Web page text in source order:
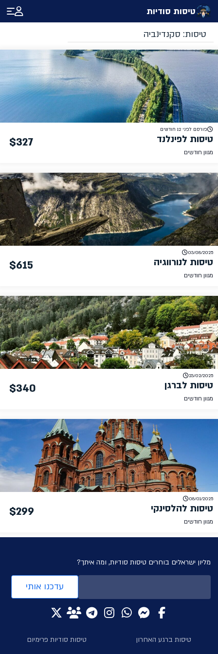
טיסות סודיות
סקנדינביה
פורסם לפני 12 חודשים
טיסות לפינלנד
מגוון חודשים
$327
03/08/2025
טיסות לנורווגיה
מגוון חודשים
$615
23/02/2025
טיסות לברגן
מגוון חודשים
$340
08/01/2025
טיסות להלסינקי
מגוון חודשים
$299
טיסות ברגע האחרון
טיסות סודיות פרימיום
מליון ישראלים בוחרים טיסות סודיות, ומה איתך?
עדכנו אותי